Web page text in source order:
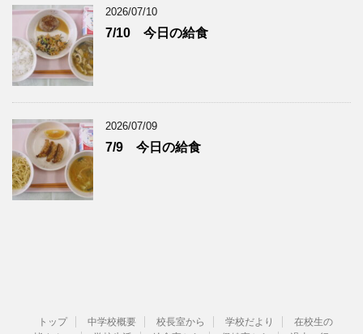
2026/07/10
7/10 今日の給食
2026/07/09
7/9 今日の給食
トップ 中学校概要 校長室から 学校だより
在校生の